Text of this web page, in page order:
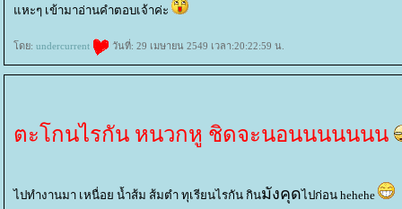
หะๆ เข้ามาอ่านคำตอบเจ้าค่ะ
ดย: undercurrent วันที่: 29 เมษายน 2549 เวลา:20:22:59 น.
ตะโกนไรกัน หนวกหู ชิดจะนอนนนนนนน
ไปทำงานมา เหนื่อย น้ำส้ม ส้มตำ ทุเรียนไรกัน กินมังคุดไปก่อน hehehe